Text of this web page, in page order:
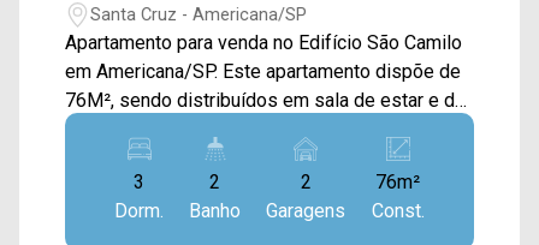
Santa Cruz - Americana/SP
Apartamento para venda no Edifício São Camilo
em Americana/SP. Este apartamento dispõe de
76M², sendo distribuídos em sala de estar e de
jantar integradas, cozinha com armários
planejados, sacada com vista livre e área de
serviço com armário. > 03 quartos com
planejados, sendo 01 suíte; > 02 banheiros,
3
Dorm.
2
Banho
2
Garagens
76m²
Const.